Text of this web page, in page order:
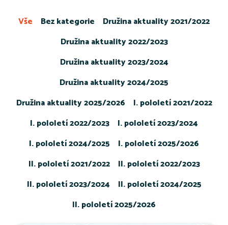
Bez kategorie
Družina aktuality 2021/2022
Družina aktuality 2022/2023
Družina aktuality 2023/2024
Družina aktuality 2024/2025
Družina aktuality 2025/2026
I. pololetí 2021/2022
I. pololetí 2022/2023
I. pololetí 2023/2024
I. pololetí 2024/2025
I. pololetí 2025/2026
II. pololetí 2021/2022
II. pololetí 2022/2023
II. pololetí 2023/2024
II. pololetí 2024/2025
II. pololetí 2025/2026
Vše